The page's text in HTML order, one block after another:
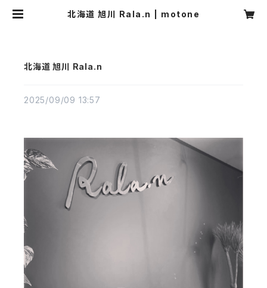
北海道 旭川 Rala.n | motone
北海道 旭川 Rala.n
2025/09/09 13:57